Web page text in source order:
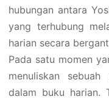
hubungan antara
yang terhubung
harian secara
Pada satu momen
menuliskan
dalam buku harian.